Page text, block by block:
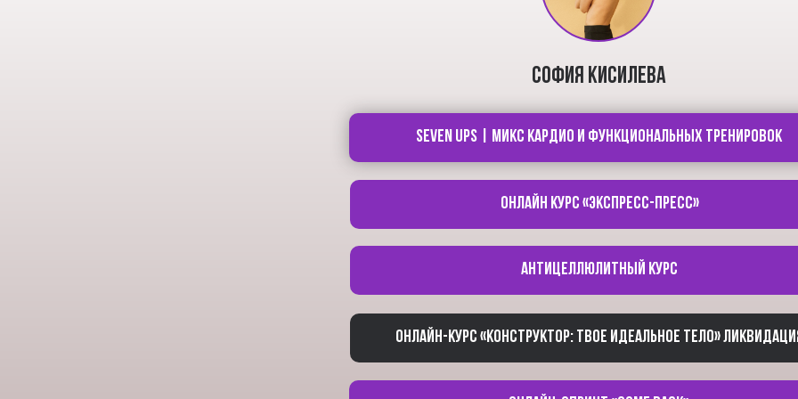
Онлайн курс «Экспресс-пресс»
София Кисилева
Антицеллюлитный курс
Онлайн-курс «Конструктор: твое идеальное тело»
Seven ups | Микс кардио и функциональных тренировок